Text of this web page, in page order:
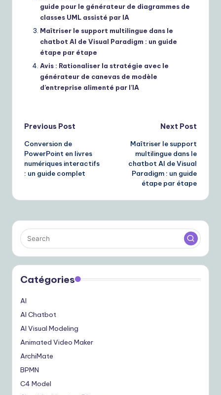
guide pour le générateur de diagrammes de
classes UML assisté par IA
Maîtriser le support multilingue dans le
chatbot AI de Visual Paradigm : un guide
étape par étape
Avis : Rationaliser la stratégie avec le
générateur de canevas de modèle
d’entreprise alimenté par l’IA
Post
navigation
Previous Post
Conversion de
PowerPoint en livres
numériques interactifs
: un guide complet
Next Post
Maîtriser le support
multilingue dans le
chatbot AI de Visual
Paradigm : un guide
étape par étape
Catégories
AI
AI Chatbot
AI Visual Modeling
Animated Video Maker
ArchiMate
BPMN
C4 Model